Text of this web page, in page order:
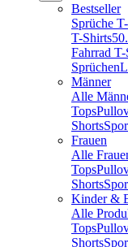
Bestseller
Sprüche
T-Shirts
Fahrrad
Sprüchen
Männer
Alle
Tops
Shorts
Frauen
Alle
Tops
Shorts
Kinder &
Alle
Tops
Shorts